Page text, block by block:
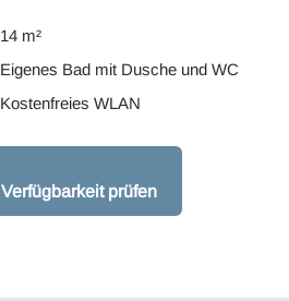
14 m²
Eigenes Bad mit Dusche und WC
Kostenfreies WLAN
Verfügbarkeit prüfen